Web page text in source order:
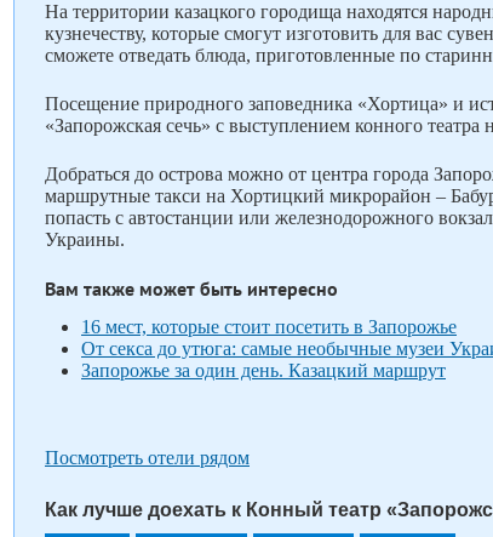
На территории казацкого городища находятся
кузнечеству, которые смогут изготовить для вас
сможете отведать блюда, приготовленные по
Посещение природного заповедника «Хортица» и
«Запорожская сечь» с выступлением конного
Добраться до острова можно от центра города
маршрутные такси на Хортицкий микрорайон –
попасть с автостанции или железнодорожного
Украины.
Вам также может быть интересно
16 мест, которые стоит посетить в Запорожье
От секса до утюга: самые необычные музеи
Запорожье за один день. Казацкий маршрут
Посмотреть отели рядом
Как лучше доехать к Конный театр